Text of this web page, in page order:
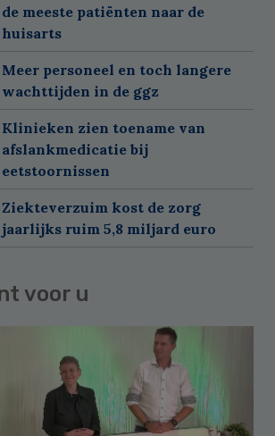
de meeste patiënten naar de
huisarts
Meer personeel en toch langere
wachttijden in de ggz
Klinieken zien toename van
afslankmedicatie bij
eetstoornissen
Ziekteverzuim kost de zorg
jaarlijks ruim 5,8 miljard euro
voor u